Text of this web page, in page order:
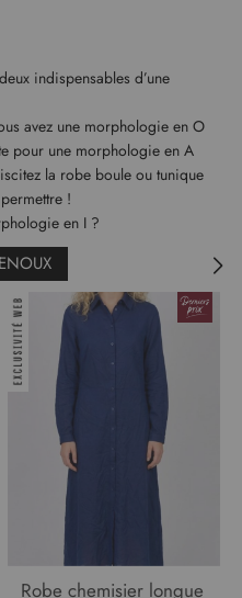
indispensables d’une
avez une morphologie en O
pour une morphologie en A
la robe boule ou tunique
!
en I ?
Robe chemisier longue